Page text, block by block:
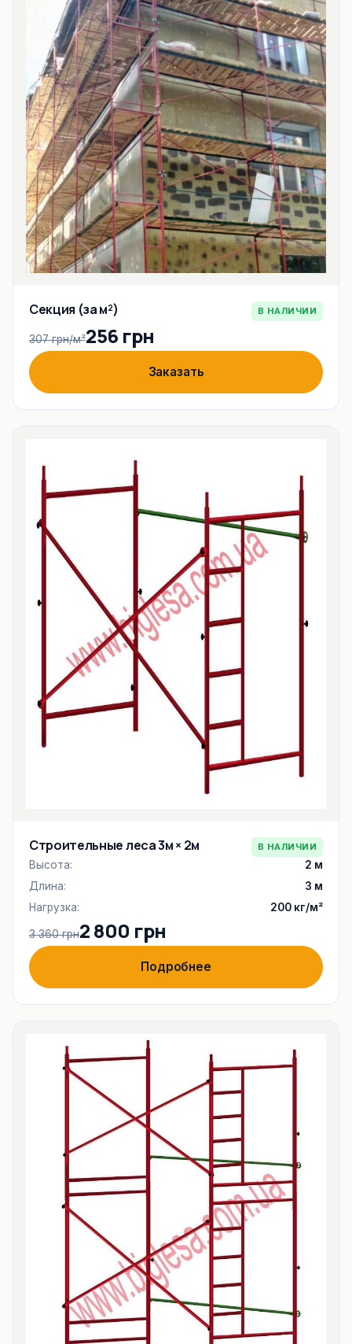
Секция (за м²) В НАЛИЧИИ
307 грн/м²256 грн
Заказать
Строительные леса 3м × 2м В НАЛИЧИИ
Высота:
2 м
Длина:
3 м
Нагрузка:
200 кг/м²
3 360 грн2 800 грн
Подробнее